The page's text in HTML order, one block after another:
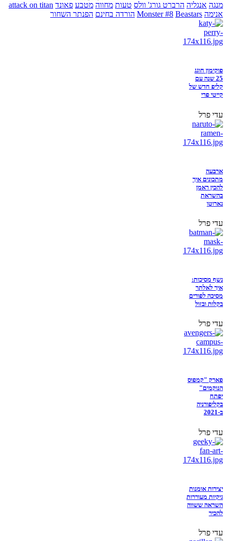
מנגה אנגליה הרברט גורג' וולס טעות מחווה מטבע פאונד attack on titan
אנימה
Monster #8 Beastars הורדה בחינם הפנתר השחור
פוקימון חוגג
25 שנה עם
קליפ חדש של
קייטי פרי
עדי פרל
ארבעה
מתכונים איך
להכין ראמן
בהשראת
נארוטו
עדי פרל
נשף מסיכות:
איך לאלתר
מסיכה לפורים
בקלות ובזול
עדי פרל
פארק "קמפוס
הנוקמים"
יפתח
בקליפורניה
ב-2021
עדי פרל
יצירות אומנות
גיקיות מעוררות
השראה ששווה
להכיר
עדי פרל